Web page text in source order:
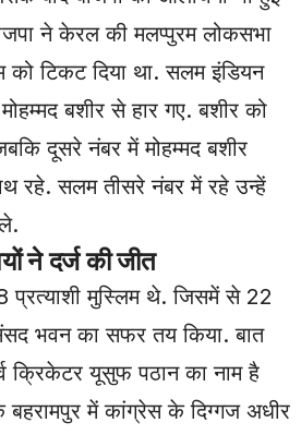
ने केरल की मलप्पुरम लोकसभा
टिकट दिया था. सलम इंडियन
बशीर से हार गए. बशीर को
दूसरे नंबर में मोहम्मद बशीर
रहे. सलम तीसरे नंबर में रहे उन्हें
ने दर्ज की जीत
मुस्लिम थे. जिसमें से 22
भवन का सफर तय किया. बात
क्रिकेटर यूसुफ पठान का नाम है
बहरामपुर में कांग्रेस के दिग्गज अधीर